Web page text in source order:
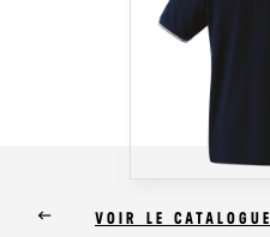
keyboard_backspace VOIR LE CATALOGUE